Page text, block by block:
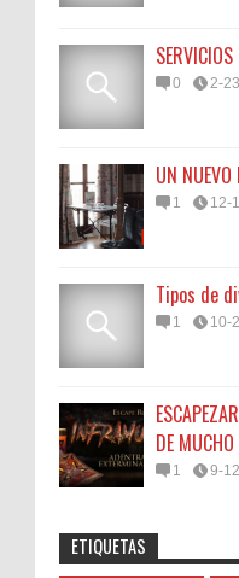
0 2-
UN
1 12-
Tipos de
1 10-
DE
1 9-
Anonymous
45N
ETIQUETAS